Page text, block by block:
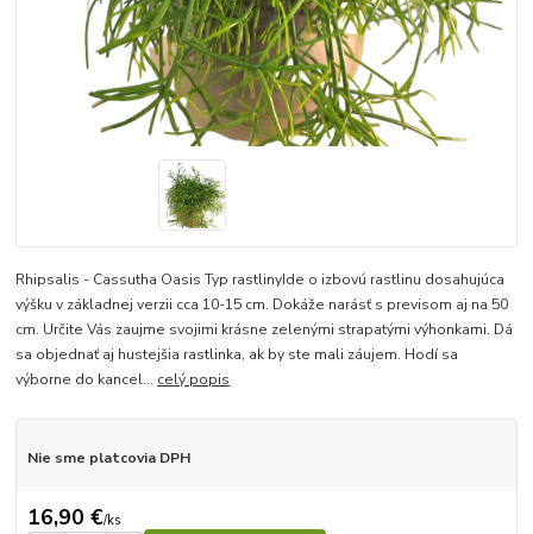
Rhipsalis - Cassutha Oasis Typ rastlinyIde o izbovú rastlinu dosahujúca
výšku v základnej verzii cca 10-15 cm. Dokáže narásť s previsom aj na 50
cm. Určite Vás zaujme svojimi krásne zelenými strapatými výhonkami. Dá
sa objednať aj hustejšia rastlinka, ak by ste mali záujem. Hodí sa
výborne do kancel... celý popis
Nie sme platcovia DPH
16,90 €/ks